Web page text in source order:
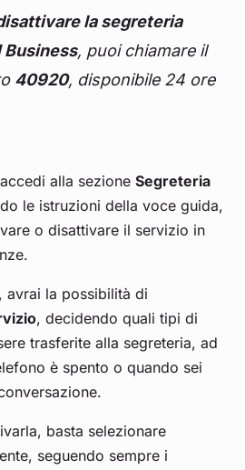
la segreteria
Business, puoi chiamare il
40920, disponibile 24 ore
alla sezioneSegreteria
le istruzioni della voce guida,
o disattivare il servizio in
avrai la possibilità di
, decidendo quali tipi di
trasferite alla segreteria, ad
è spento o quando sei
basta selezionare
seguendo sempre i